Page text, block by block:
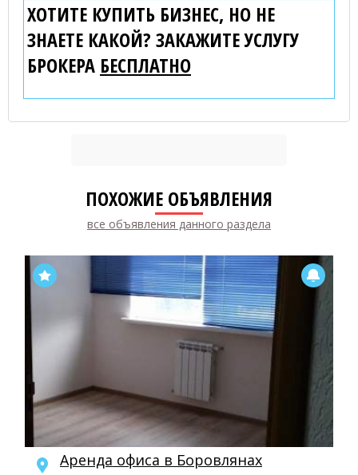
ХОТИТЕ КУПИТЬ БИЗНЕС, НО НЕ
ЗНАЕТЕ КАКОЙ? ЗАКАЖИТЕ УСЛУГУ
БРОКЕРА БЕСПЛАТНО
ПОХОЖИЕ ОБЪЯВЛЕНИЯ
все объявления данного раздела
Аренда офиса в Боровлянах